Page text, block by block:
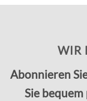
WIR
Abonnieren
Sie